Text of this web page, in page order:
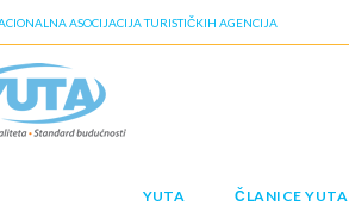
ASOCIJACIJA TURISTIČKIH AGENCIJA
YUTA ČLANICE YUTA